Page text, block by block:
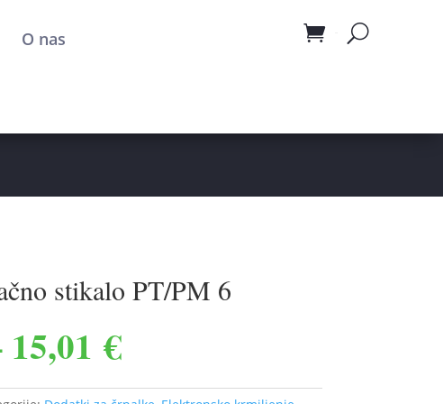
O nas
stikalo PT/PM 6
15,01€Cenovni
razpon: